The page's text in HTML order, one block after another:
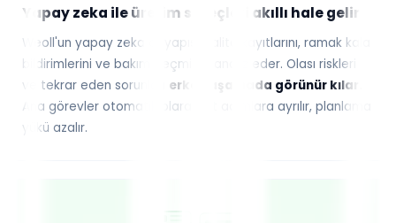
Yapay zeka ile üretim süreçleri akıllı hale gelir
Weoll'un yapay zeka altyapısı, kalite kayıtlarını, ramak kala
bildirimlerini ve bakım geçmişini analiz eder. Olası riskleri
ve tekrar eden sorunları erken aşamada görünür kılar.
Ana görevler otomatik olarak alt adımlara ayrılır, planlama
yükü azalır.